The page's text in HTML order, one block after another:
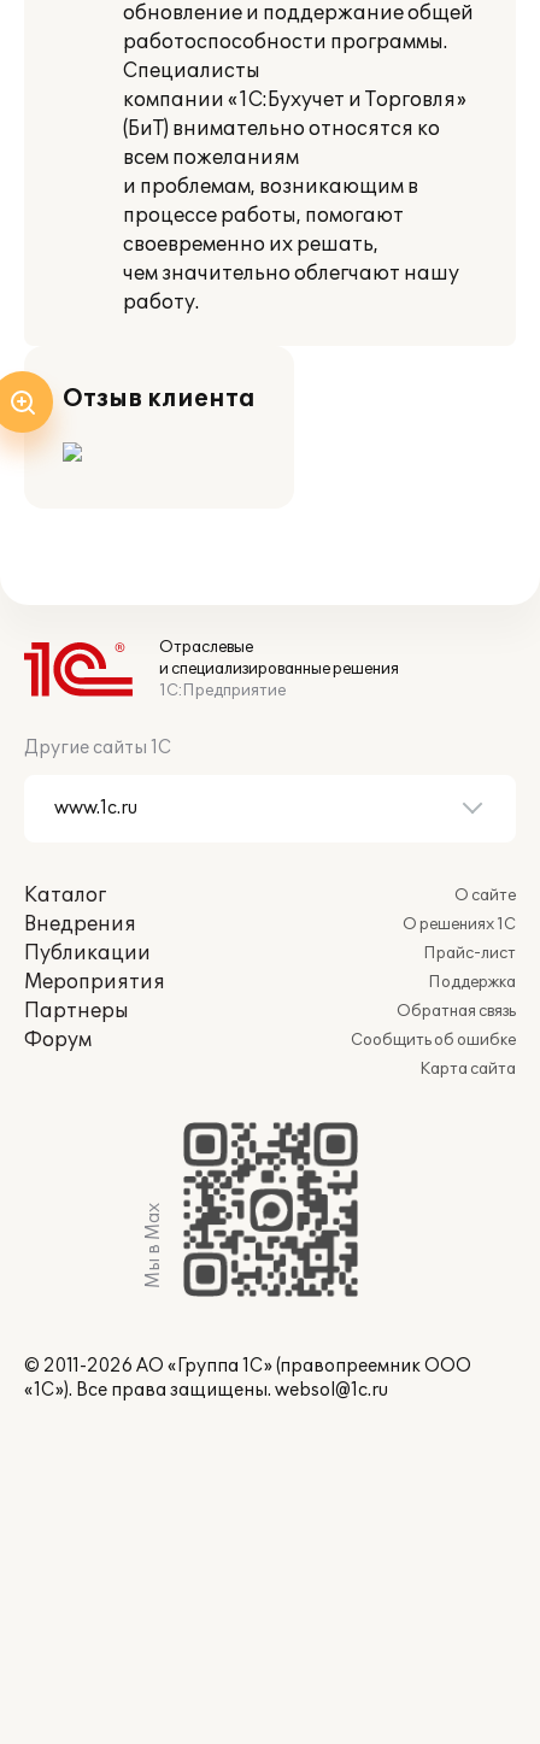
обновление и поддержание общей
работоспособности программы.
Специалисты
компании «1С:Бухучет и Торговля»
(БиТ) внимательно относятся ко
всем пожеланиям
и проблемам, возникающим в
процессе работы, помогают
своевременно их решать,
чем значительно облегчают нашу
работу.
Отзыв клиента
Отраслевые
и специализированные решения
1С:Предприятие
Другие сайты 1С
Каталог
Внедрения
Публикации
Мероприятия
Партнеры
Форум
О сайте
О решениях 1С
Прайс-лист
Поддержка
Обратная связь
Сообщить об ошибке
Карта сайта
Мы в Max
© 2011-2026 АО «Группа 1С» (правопреемник ООО
«1С»). Все права защищены. websol@1c.ru